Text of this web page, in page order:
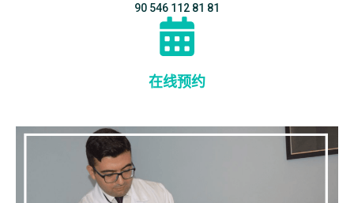
90 546 112 81 81
在线预约